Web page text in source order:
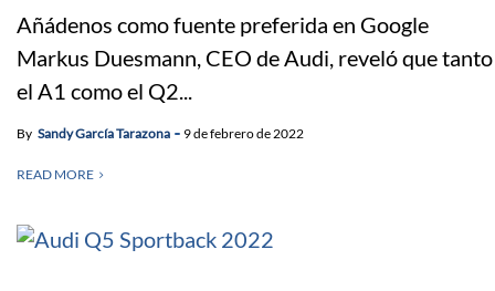
Añádenos como fuente preferida en Google
Markus Duesmann, CEO de Audi, reveló que tanto
el A1 como el Q2...
By Sandy García Tarazona 9 de febrero de 2022
READ MORE